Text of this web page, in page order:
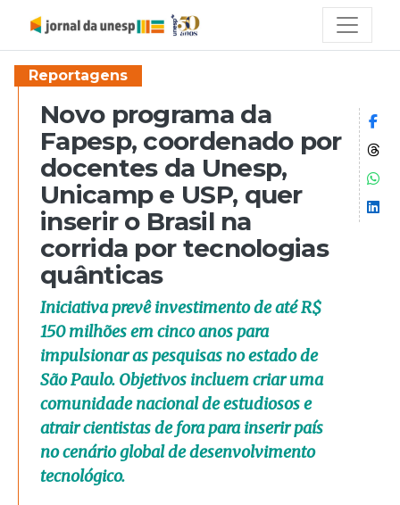
Reportagens
Novo programa da
Fapesp, coordenado por
docentes da Unesp,
Unicamp e USP, quer
inserir o Brasil na
corrida por tecnologias
quânticas
Iniciativa prevê investimento de até R$
150 milhões em cinco anos para
impulsionar as pesquisas no estado de
São Paulo. Objetivos incluem criar uma
comunidade nacional de estudiosos e
atrair cientistas de fora para inserir país
no cenário global de desenvolvimento
tecnológico.